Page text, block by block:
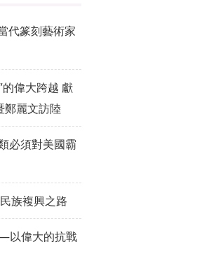
代篆刻藝術家
的偉大跨越 獻
鄭麗文訪陸
必須對美國霸
族複興之路
以偉大的抗戰